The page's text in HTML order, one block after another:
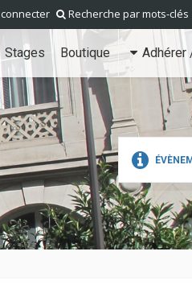
Recherche par mots-clés
connecter
Stages Boutique Adhérer